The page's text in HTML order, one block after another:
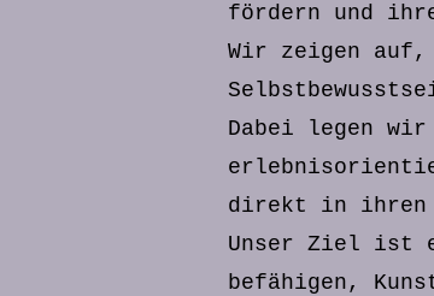
fördern und
Wir zeigen auf,
Dabei legen wir
direkt in ihren
Unser Ziel ist
befähigen,